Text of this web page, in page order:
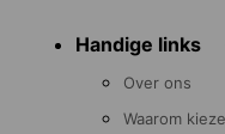
Handige links
Over ons
Waarom